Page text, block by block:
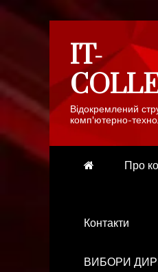
contentIT-
Відокремлений
комп'ютерно-
Про
Контакти
ВИБОРИ